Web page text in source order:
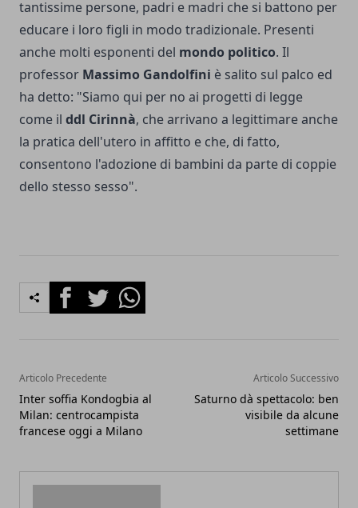
tantissime persone, padri e madri che si battono per
educare i loro figli in modo tradizionale. Presenti
anche molti esponenti del mondo politico. Il
professor Massimo Gandolfini è salito sul palco ed
ha detto: "Siamo qui per no ai progetti di legge
come il ddl Cirinnà, che arrivano a legittimare anche
la pratica dell'utero in affitto e che, di fatto,
consentono l'adozione di bambini da parte di coppie
dello stesso sesso".
FacebookTwitterWhatsapp
Articolo Precedente
Inter soffia Kondogbia al
Milan: centrocampista
francese oggi a Milano
Articolo Successivo
Saturno dà spettacolo: ben
visibile da alcune
settimane